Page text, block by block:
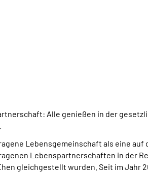
Alle genießen in der
Lebensgemeinschaft als eine
Lebenspartnerschaften in der
gleichgestellt wurden. Seit im Jahr